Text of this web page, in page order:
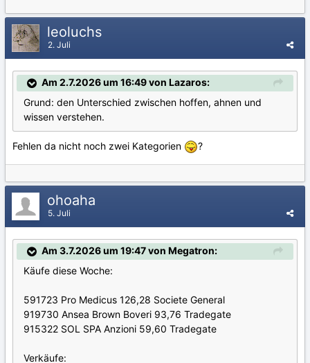
leoluchs
2. Juli
Am 2.7.2026 um 16:49 von Lazaros:
Grund: den Unterschied zwischen hoffen, ahnen und
wissen verstehen.
Fehlen da nicht noch zwei Kategorien ?
ohoaha
5. Juli
Am 3.7.2026 um 19:47 von Megatron:
Käufe diese Woche:
591723 Pro Medicus 126,28 Societe General
919730 Ansea Brown Boveri 93,76 Tradegate
915322 SOL SPA Anzioni 59,60 Tradegate
Verkäufe: